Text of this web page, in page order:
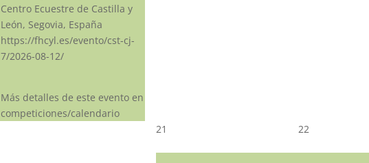
Centro Ecuestre de Castilla y
León, Segovia, España
https://fhcyl.es/evento/cst-cj-
7/2026-08-12/
Más detalles de este evento en
competiciones/calendario
21 22